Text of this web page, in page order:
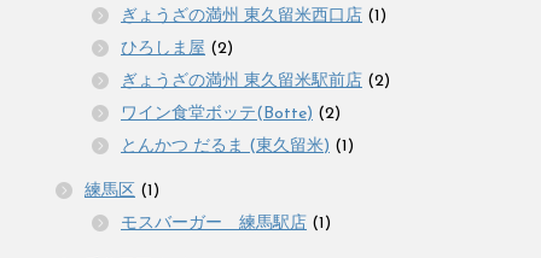
ぎょうざの満州 東久留米西口店 (1)
ひろしま屋 (2)
ぎょうざの満州 東久留米駅前店 (2)
ワイン食堂ボッテ(Botte) (2)
とんかつ だるま (東久留米) (1)
練馬区 (1)
モスバーガー 練馬駅店 (1)